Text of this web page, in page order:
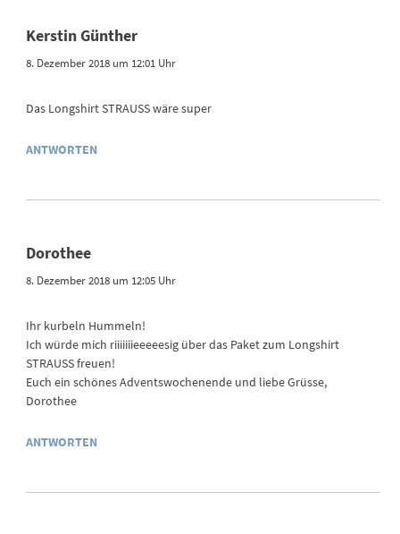
Kerstin Günther
8. Dezember 2018 um 12:01 Uhr
Das Longshirt STRAUSS wäre super
ANTWORTEN
Dorothee
8. Dezember 2018 um 12:05 Uhr
Ihr kurbeln Hummeln!
Ich würde mich riiiiiiieeeeesig über das Paket zum Longshirt
STRAUSS freuen!
Euch ein schönes Adventswochenende und liebe Grüsse,
Dorothee
ANTWORTEN